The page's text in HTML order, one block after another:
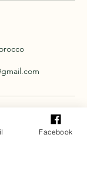
Facebook